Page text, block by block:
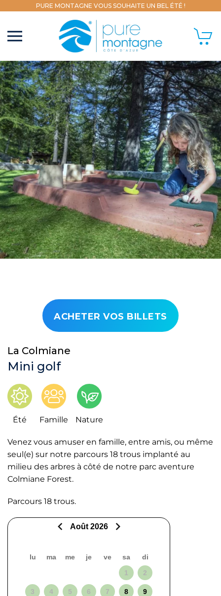
PURE MONTAGNE VOUS SOUHAITE UN BEL ÉTÉ !
ACHETER VOS BILLETS
La Colmiane
Mini golf
Été Famille Nature
Venez vous amuser en famille, entre amis, ou même
seul(e) sur notre parcours 18 trous implanté au
milieu des arbres à côté de notre parc aventure
Colmiane Forest.
Parcours 18 trous.
Août 2026
lu ma me je ve sa
di
1
2
3 4 5 6 7 8 9